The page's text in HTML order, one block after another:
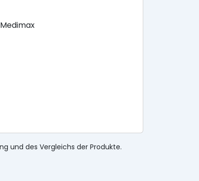
und des Vergleichs der Produkte.